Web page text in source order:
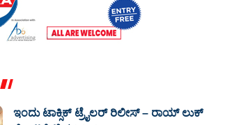
ಇಂದು ಟಾಕ್ಸಿಕ್ ಟ್ರೈಲರ್ ರಿಲೀಸ್‌ – ರಾಯ್‌ ಲುಕ್